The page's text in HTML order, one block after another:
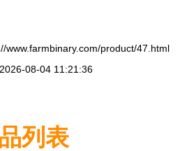
www.farmbinary.com/product/47.html
08-04 11:21:36
列表